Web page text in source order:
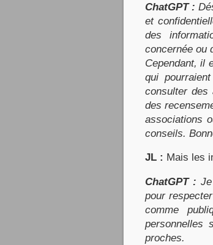
ChatGPT :
et
des
concernée ou
Cependant, il
qui
consulter des
des
associations
conseils.
JL : Mais les
ChatGPT :
pour
comme
personnelles
proches.